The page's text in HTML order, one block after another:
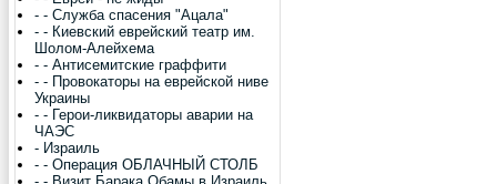
- - Служба спасения "Ацала"
- - Киевский еврейский театр им.
Шолом-Алейхема
- - Антисемитские граффити
- - Провокаторы на еврейской ниве
Украины
- - Герои-ликвидаторы аварии на
ЧАЭС
- Израиль
- - Операция ОБЛАЧНЫЙ СТОЛБ